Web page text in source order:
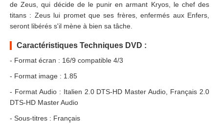
de Zeus, qui décide de le punir en armant Kryos, le chef des
titans : Zeus lui promet que ses frères, enfermés aux Enfers,
seront libérés s'il mène à bien sa tâche.
Caractéristiques Techniques DVD :
- Format écran : 16/9 compatible 4/3
- Format image : 1.85
- Format Audio : Italien 2.0 DTS-HD Master Audio, Français 2.0
DTS-HD Master Audio
- Sous-titres : Français